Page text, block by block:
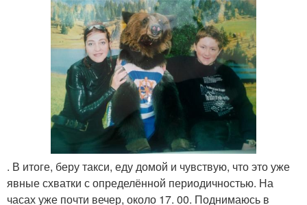
. В итоге, беру такси, еду домой и чувствую, что это уже
явные схватки с определённой периодичностью. На
часах уже почти вечер, около 17. 00. Поднимаюсь в